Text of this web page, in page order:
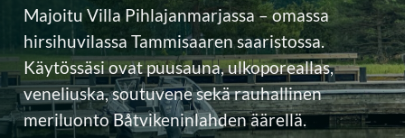
Majoitu Villa Pihlajanmarjassa – omassa
hirsihuvilassa Tammisaaren saaristossa.
Käytössäsi ovat puusauna, ulkoporeallas,
veneliuska, soutuvene sekä rauhallinen
meriluonto Båtvikeninlahden äärellä.